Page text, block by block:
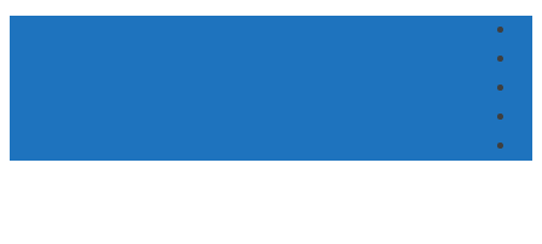
Skip
content